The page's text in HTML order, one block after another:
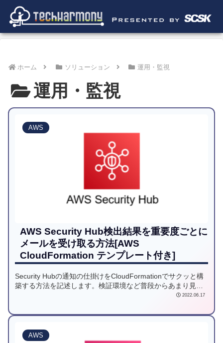
ホーム ソリューション 運用・監視
運用・監視
AWS
AWS Security Hub検出結果を重要度ごとに
メールを受け取る方法[AWS
CloudFormation テンプレート付き]
Security Hubの通知の仕掛けをCloudFormationでサクッと構
築する方法を記述します。検証環境など普段からあまり見な
い環境ですと通知が欲しくなります。Security Hubは
通知を発行することが可能です。
2022.06.17
AWS